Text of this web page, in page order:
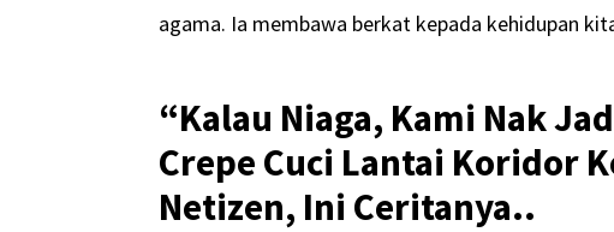
agama. Ia membawa berkat kepada kehidupan
“Kalau Niaga, Kami Nak
Crepe Cuci Lantai Koridor
Netizen, Ini Ceritanya..